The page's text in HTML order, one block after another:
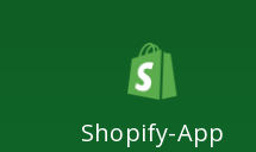
Shopify-App